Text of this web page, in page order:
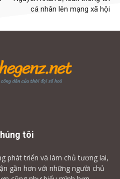
cá nhân lên mạng xã hội
tôi
phát triển và làm chủ tương lai,
gần hơn với những người chủ